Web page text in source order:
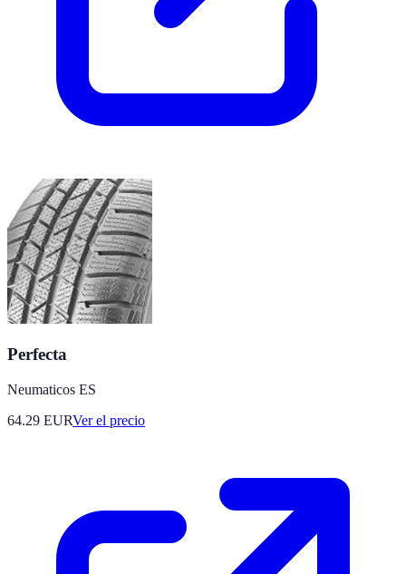
Perfecta
Neumaticos ES
64.29 EURVer el precio